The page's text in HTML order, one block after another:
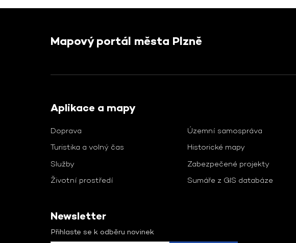
Mapový portál města Plzně
Aplikace a mapy
Doprava
Turistika a volný čas
Služby
Životní prostředí
Územní samospráva
Historické mapy
Zabezpečené projekty
Sumáře z GIS databáze
Newsletter
Přihlaste se k odběru novinek